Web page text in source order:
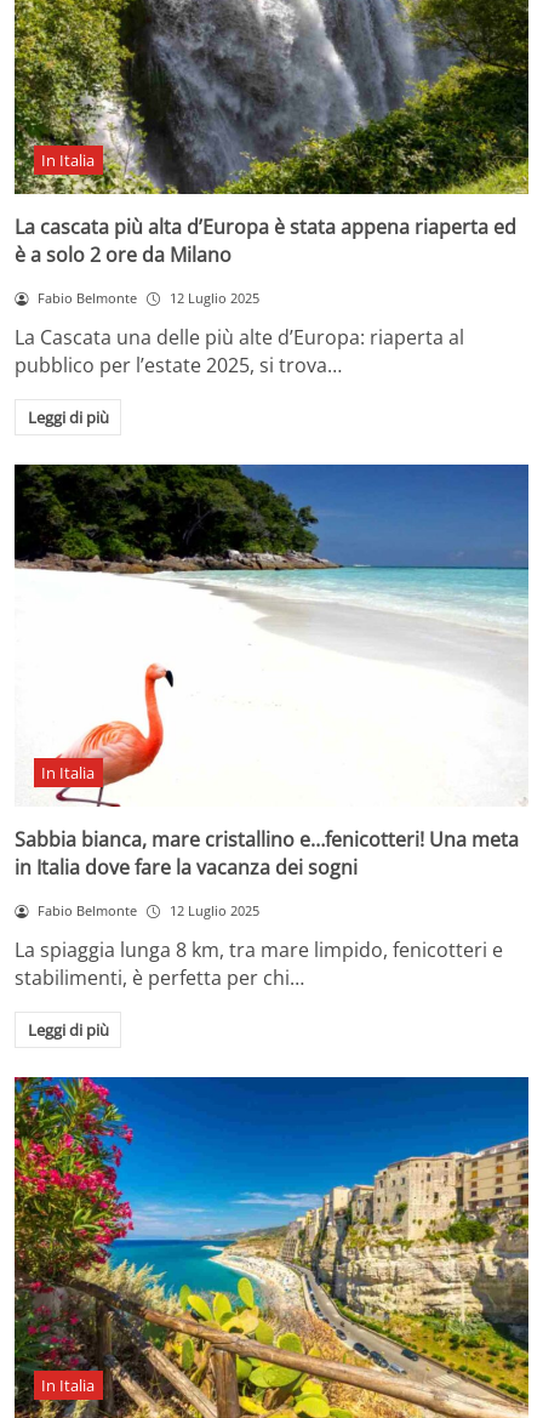
In Italia
La cascata più alta d’Europa è stata appena riaperta ed
è a solo 2 ore da Milano
Fabio Belmonte 12 Luglio 2025
La Cascata una delle più alte d’Europa: riaperta al
pubblico per l’estate 2025, si trova…
Leggi di più
In Italia
Sabbia bianca, mare cristallino e…fenicotteri! Una meta
in Italia dove fare la vacanza dei sogni
Fabio Belmonte 12 Luglio 2025
La spiaggia lunga 8 km, tra mare limpido, fenicotteri e
stabilimenti, è perfetta per chi…
Leggi di più
In Italia